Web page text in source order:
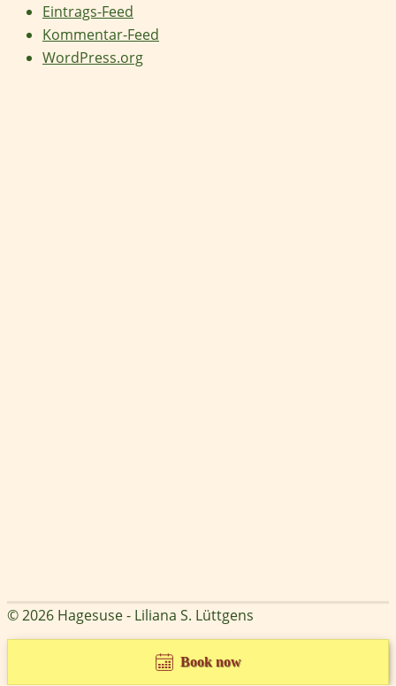
Eintrags-Feed
Kommentar-Feed
WordPress.org
© 2026 Hagesuse - Liliana S. Lüttgens
Book now